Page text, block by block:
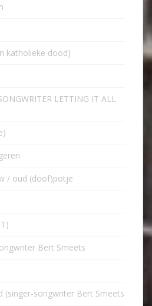
katholieke dood)
LETTING IT ALL
/ oud (doof)potje
Bert Smeets
(singer-songwriter Bert Smeets